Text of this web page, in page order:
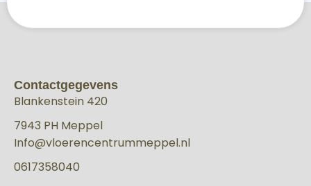
Contactgegevens
Blankenstein 420
7943 PH Meppel
Info@vloerencentrummeppel.nl
0617358040